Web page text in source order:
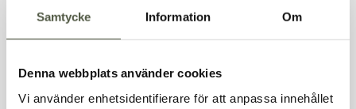
Samtycke Information Om
Denna webbplats använder cookies
Vi använder enhetsidentifierare för att anpassa innehållet
Liknande produkter